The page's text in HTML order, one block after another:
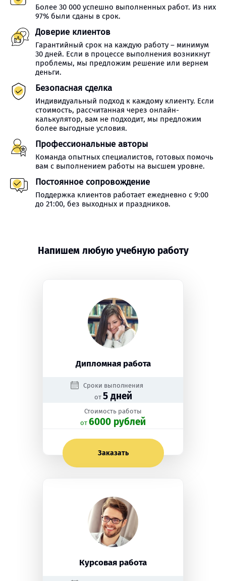
Более 30 000 успешно выполненных работ. Из них
97% были сданы в срок.
Доверие клиентов
Гарантийный срок на каждую работу – минимум
30 дней. Если в процессе выполнения возникнут
проблемы, мы предложим решение или вернем
деньги.
Безопасная сделка
Индивидуальный подход к каждому клиенту. Если
стоимость, рассчитанная через онлайн-
калькулятор, вам не подходит, мы предложим
более выгодные условия.
Профессиональные авторы
Команда опытных специалистов, готовых помочь
вам с выполнением работы на высшем уровне.
Постоянное сопровождение
Поддержка клиентов работает ежедневно с 9:00
до 21:00, без выходных и праздников.
Напишем любую учебную работу
Дипломная работа
Сроки выполнения
от 5 дней
Стоимость работы
oт 6000 рублей
Заказать
Курсовая работа